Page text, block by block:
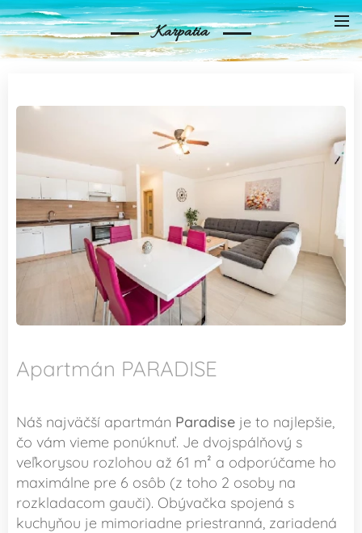
Karpatia
Apartmán PARADISE
Náš najväčší apartmán Paradise je to najlepšie,
čo vám vieme ponúknuť. Je dvojspálňový s
veľkorysou rozlohou až 61 m² a odporúčame ho
maximálne pre 6 osôb (z toho 2 osoby na
rozkladacom gauči). Obývačka spojená s
kuchyňou je mimoriadne priestranná, zariadená